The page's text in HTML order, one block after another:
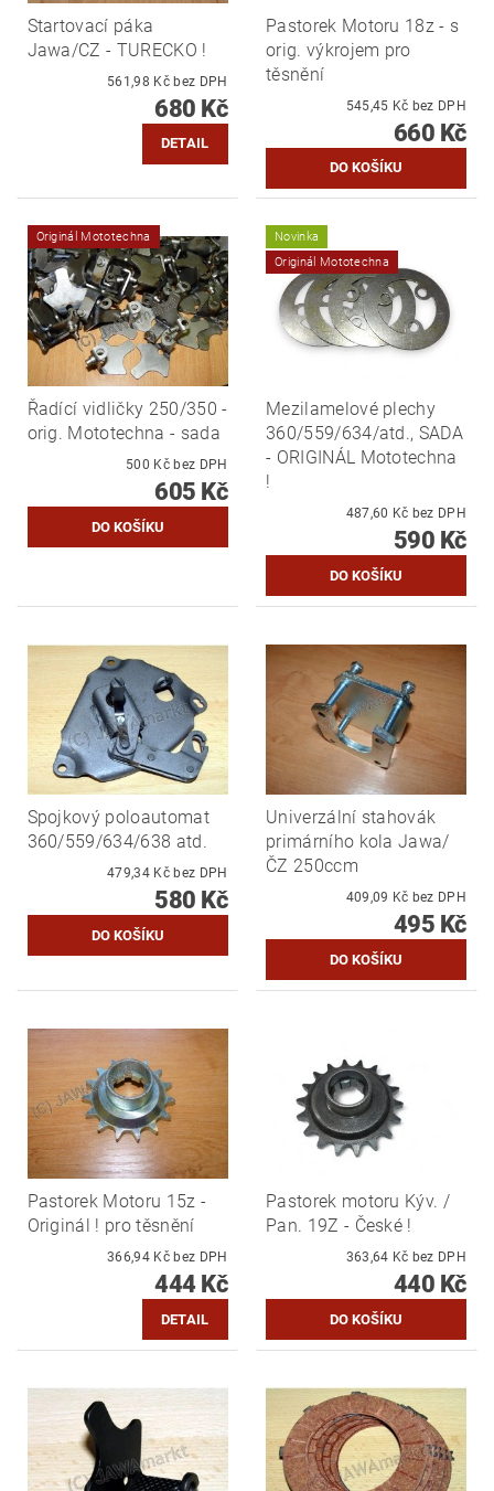
Startovací páka
Jawa/CZ - TURECKO !
561,98 Kč bez DPH
680 Kč
DETAIL
Pastorek Motoru 18z - s
orig. výkrojem pro
těsnění
545,45 Kč bez DPH
660 Kč
Originál Mototechna
Řadící vidličky 250/350 -
orig. Mototechna - sada
500 Kč bez DPH
605 Kč
Novinka
Originál Mototechna
Mezilamelové plechy
360/559/634/atd., SADA
- ORIGINÁL Mototechna
!
487,60 Kč bez DPH
590 Kč
Spojkový poloautomat
360/559/634/638 atd.
479,34 Kč bez DPH
580 Kč
Univerzální stahovák
primárního kola Jawa/
ČZ 250ccm
409,09 Kč bez DPH
495 Kč
Pastorek Motoru 15z -
Originál ! pro těsnění
366,94 Kč bez DPH
444 Kč
DETAIL
Pastorek motoru Kýv. /
Pan. 19Z - České !
363,64 Kč bez DPH
440 Kč